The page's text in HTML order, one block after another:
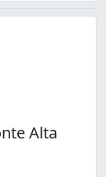
Alta